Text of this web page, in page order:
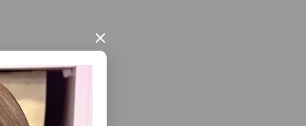
×